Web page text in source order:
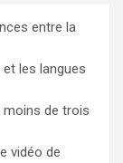
entre la
les langues
moins de trois
vidéo de